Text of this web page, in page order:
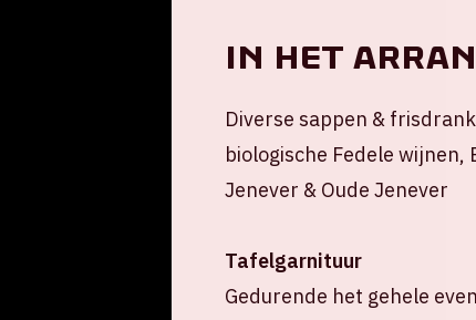
In het
Diverse sappen &
biologische Fedele
Jenever & Oude Jenever
Tafelgarnituur
Gedurende het gehele